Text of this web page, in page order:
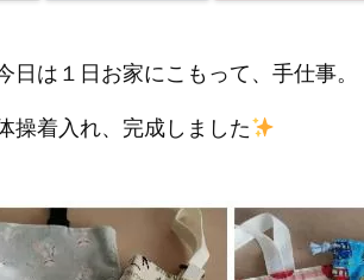
日は１日お家にこもって、手仕事。
操着入れ、完成しました